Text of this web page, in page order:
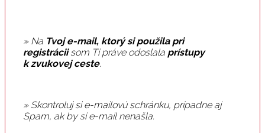
» Na Tvoj e-mail, ktorý si použila pri
registráciisom Ti práve odoslala prístupy
k zvukovej ceste.
» Skontroluj si e-mailovú schránku, prípadne aj
Spam, ak by si e-mail nenašla.